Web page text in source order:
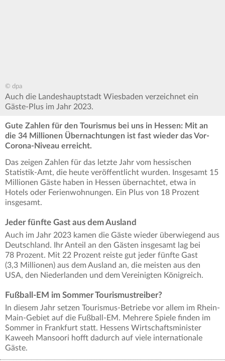
© dpa
Auch die Landeshauptstadt Wiesbaden verzeichnet ein
Gäste-Plus im Jahr 2023.
Gute Zahlen für den Tourismus bei uns in Hessen: Mit an
die 34 Millionen Übernachtungen ist fast wieder das Vor-
Corona-Niveau erreicht.
Das zeigen Zahlen für das letzte Jahr vom hessischen
Statistik-Amt, die heute veröffentlicht wurden. Insgesamt 15
Millionen Gäste haben in Hessen übernachtet, etwa in
Hotels oder Ferienwohnungen. Ein Plus von 18 Prozent
insgesamt.
Jeder fünfte Gast aus dem Ausland
Auch im Jahr 2023 kamen die Gäste wieder überwiegend aus
Deutschland. Ihr Anteil an den Gästen insgesamt lag bei
78 Prozent. Mit 22 Prozent reiste gut jeder fünfte Gast
(3,3 Millionen) aus dem Ausland an, die meisten aus den
USA, den Niederlanden und dem Vereinigten Königreich.
Fußball-EM im Sommer Tourismustreiber?
In diesem Jahr setzen Tourismus-Betriebe vor allem im Rhein-
Main-Gebiet auf die Fußball-EM. Mehrere Spiele finden im
Sommer in Frankfurt statt. Hessens Wirtschaftsminister
Kaweeh Mansoori hofft dadurch auf viele internationale
Gäste.